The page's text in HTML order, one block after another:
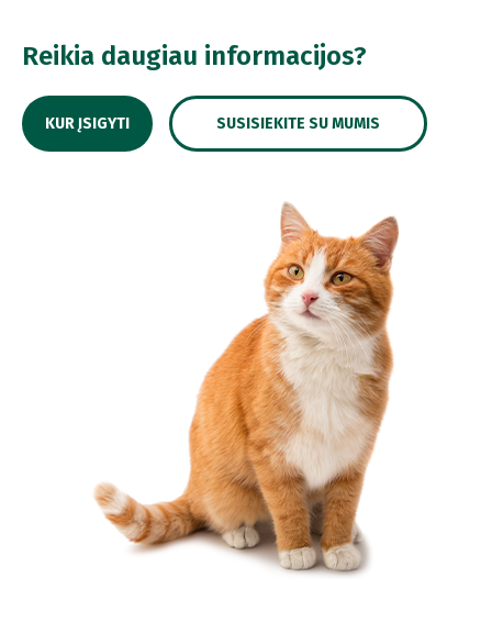
Reikia daugiau informacijos?
KUR ĮSIGYTI SUSISIEKITE SU MUMIS